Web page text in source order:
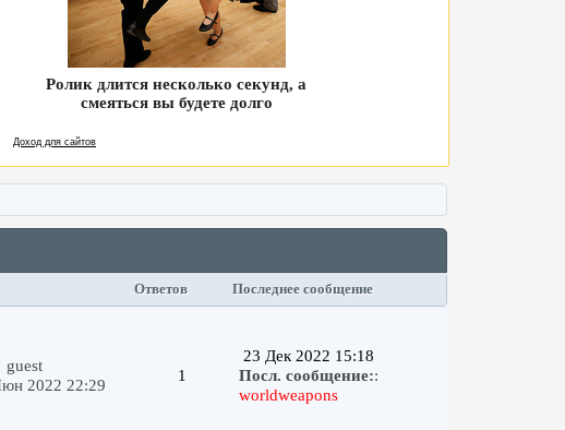
Ролик длится несколько секунд, а
смеяться вы будете долго
Доход для сайтов
Ответов Последнее сообщение
guest
2022 22:29
1
23 Дек 2022 15:18
Посл. сообщение::
worldweapons